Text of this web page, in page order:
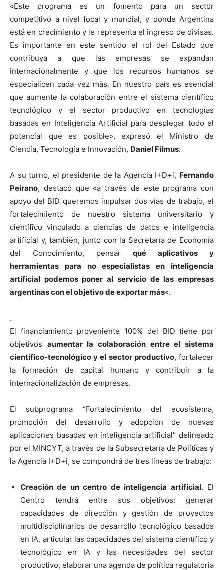
«Este programa es un fomento para un sector
competitivo a nivel local y mundial, y donde Argentina
está en crecimiento y le representa el ingreso de divisas.
Es importante en este sentido el rol del Estado que
contribuya a que las empresas se expandan
internacionalmente y que los recursos humanos se
especialicen cada vez más. En nuestro país es esencial
que aumente la colaboración entre el sistema científico
tecnológico y el sector productivo en tecnologías
basadas en Inteligencia Artificial para desplegar todo el
potencial que es posible», expresó el Ministro de
Ciencia, Tecnología e Innovación, Daniel Filmus.
A su turno, el presidente de la Agencia I+D+i, Fernando
Peirano, destacó que «a través de este programa con
apoyo del BID queremos impulsar dos vías de trabajo, el
fortalecimiento de nuestro sistema universitario y
científico vinculado a ciencias de datos e inteligencia
artificial y, también, junto con la Secretaría de Economía
del Conocimiento, pensar qué aplicativos y
herramientas para no especialistas en inteligencia
artificial podemos poner al servicio de las empresas
argentinas con el objetivo de exportar más«.
.
El financiamiento proveniente 100% del BID tiene por
objetivos aumentar la colaboración entre el sistema
científico-tecnológico y el sector productivo, fortalecer
la formación de capital humano y contribuir a la
internacionalización de empresas.
El subprograma “Fortalecimiento del ecosistema,
promoción del desarrollo y adopción de nuevas
aplicaciones basadas en inteligencia artificial” delineado
por el MINCYT, a través de la Subsecretaría de Políticas y
la Agencia I+D+i, se compondrá de tres líneas de trabajo:
Creación de un centro de inteligencia artificial. El
Centro tendrá entre sus objetivos: generar
capacidades de dirección y gestión de proyectos
multidisciplinarios de desarrollo tecnológico basados
en IA, articular las capacidades del sistema científico y
tecnológico en IA y las necesidades del sector
productivo, elaborar una agenda de política regulatoria